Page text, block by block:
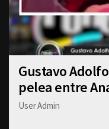
Gustavo
pelea entre
User Admin